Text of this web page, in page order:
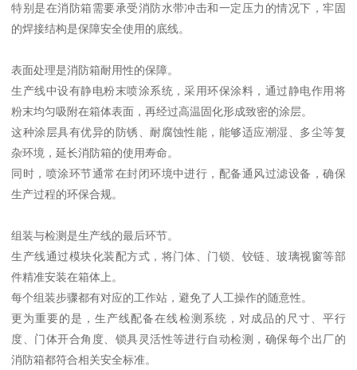
特别是在消防箱需要承受消防水带冲击和一定压力的情况下，牢固
的焊接结构是保障安全使用的底线。
表面处理是消防箱耐用性的保障。
生产线中设有静电粉末喷涂系统，采用环保涂料，通过静电作用将
粉末均匀吸附在箱体表面，再经过高温固化形成致密的涂层。
这种涂层具有优异的防锈、耐腐蚀性能，能够适应潮湿、多尘等复
杂环境，延长消防箱的使用寿命。
同时，喷涂环节通常在封闭环境中进行，配备通风过滤设备，确保
生产过程的环保合规。
组装与检测是生产线的最后环节。
生产线通过模块化装配方式，将门体、门锁、铰链、玻璃视窗等部
件精准安装在箱体上。
每个组装步骤都有对应的工作站，避免了人工操作的随意性。
更为重要的是，生产线配备在线检测系统，对成品的尺寸、平行
度、门体开合角度、锁具灵活性等进行自动检测，确保每个出厂的
消防箱都符合相关安全标准。